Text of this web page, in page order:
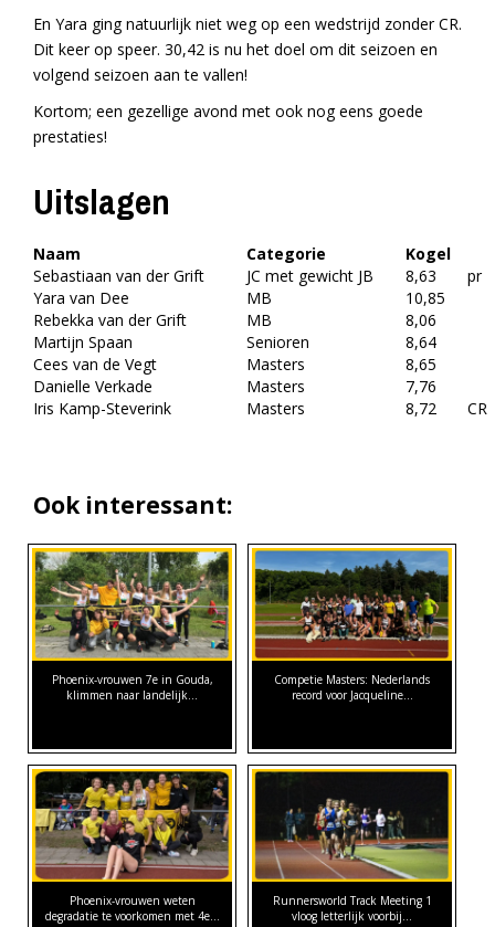
En Yara ging natuurlijk niet weg op een wedstrijd zonder CR.
Dit keer op speer. 30,42 is nu het doel om dit seizoen en
volgend seizoen aan te vallen!
Kortom; een gezellige avond met ook nog eens goede
prestaties!
Uitslagen
Naam Categorie
Kogel
Sebastiaan van der Grift
JC met gewicht JB 8,63
pr
Yara van Dee
MB
10,85
Rebekka van der Grift
MB
8,06
Martijn Spaan
Senioren
8,64
Cees van de Vegt
Masters
8,65
Danielle Verkade
Masters
7,76
Iris Kamp-Steverink
Masters 8,72 CR
Ook interessant:
Phoenix-vrouwen 7e in Gouda,
klimmen naar landelijk…
Competie Masters: Nederlands
record voor Jacqueline…
Phoenix-vrouwen weten
degradatie te voorkomen met 4e…
Runnersworld Track Meeting 1
vloog letterlijk voorbij...